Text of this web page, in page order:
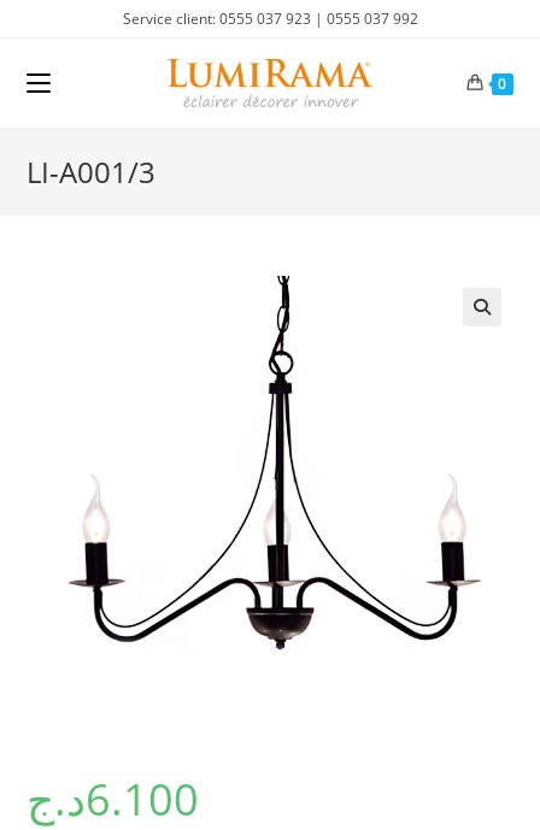
content
Service client: 0555 037 923 | 0555 037 992
0
LI-A001/3
6.100د.ج